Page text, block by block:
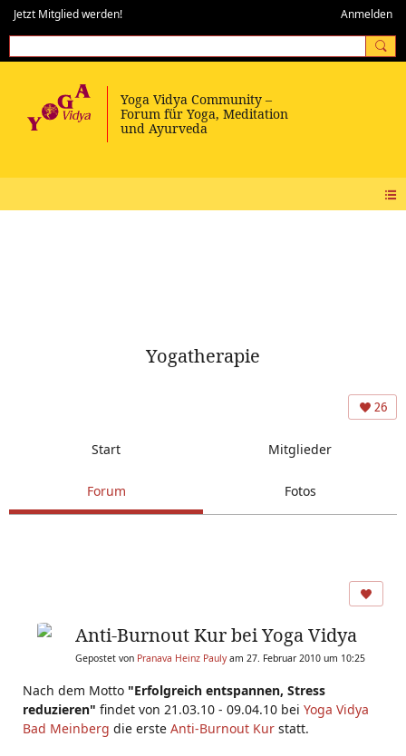
Jetzt Mitglied werden! Anmelden
Yogatherapie
26
Start Mitglieder
Forum Fotos
Anti-Burnout Kur bei Yoga Vidya
Gepostet von Pranava Heinz Paulyam 27. Februar 2010 um 10:25
Nach dem Motto "Erfolgreich entspannen, Stress
reduzieren" findet von 21.03.10 - 09.04.10 bei Yoga Vidya
Bad Meinberg die erste Anti-Burnout Kur statt.